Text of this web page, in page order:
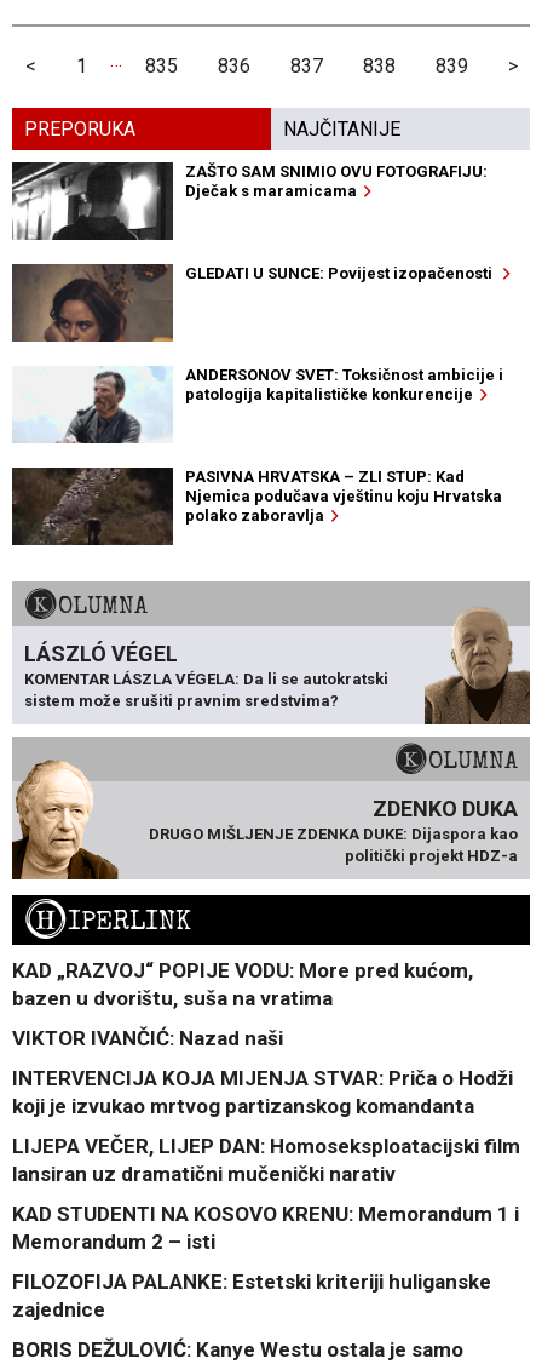
< 1 … 835 836 837 838 839 >
PREPORUKA NAJČITANIJE
ZAŠTO SAM SNIMIO OVU FOTOGRAFIJU:
Dječak s maramicama
GLEDATI U SUNCE: Povijest izopačenosti
ANDERSONOV SVET: Toksičnost ambicije i
patologija kapitalističke konkurencije
PASIVNA HRVATSKA – ZLI STUP: Kad
Njemica podučava vještinu koju Hrvatska
polako zaboravlja
KOLUMNA
LÁSZLÓ VÉGEL
KOMENTAR LÁSZLA VÉGELA: Da li se autokratski
sistem može srušiti pravnim sredstvima?
KOLUMNA
ZDENKO DUKA
DRUGO MIŠLJENJE ZDENKA DUKE: Dijaspora kao
politički projekt HDZ-a
HIPERLINK
KAD „RAZVOJ“ POPIJE VODU: More pred kućom,
bazen u dvorištu, suša na vratima
VIKTOR IVANČIĆ: Nazad naši
INTERVENCIJA KOJA MIJENJA STVAR: Priča o Hodži
koji je izvukao mrtvog partizanskog komandanta
LIJEPA VEČER, LIJEP DAN: Homoseksploatacijski film
lansiran uz dramatični mučenički narativ
KAD STUDENTI NA KOSOVO KRENU: Memorandum 1 i
Memorandum 2 – isti
FILOZOFIJA PALANKE: Estetski kriteriji huliganske
zajednice
BORIS DEŽULOVIĆ: Kanye Westu ostala je samo